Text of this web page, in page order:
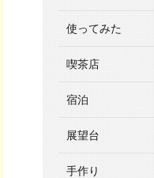
使ってみた
喫茶店
宿泊
展望台
手作り